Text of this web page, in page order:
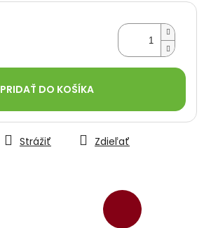
PRIDAŤ DO KOŠÍKA
Strážiť Zdieľať